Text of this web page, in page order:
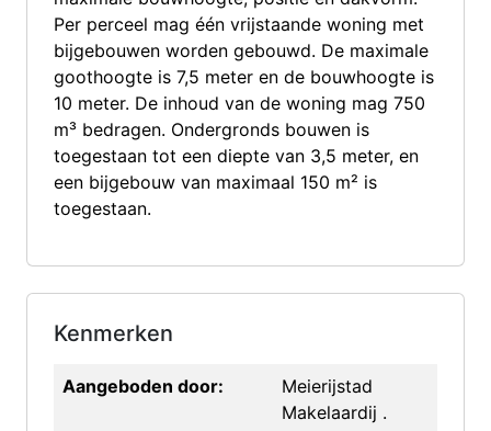
Per perceel mag één vrijstaande woning met
bijgebouwen worden gebouwd. De maximale
goothoogte is 7,5 meter en de bouwhoogte is
10 meter. De inhoud van de woning mag 750
m³ bedragen. Ondergronds bouwen is
toegestaan tot een diepte van 3,5 meter, en
een bijgebouw van maximaal 150 m² is
toegestaan.
Kenmerken
Aangeboden door:
Meierijstad
Makelaardij .